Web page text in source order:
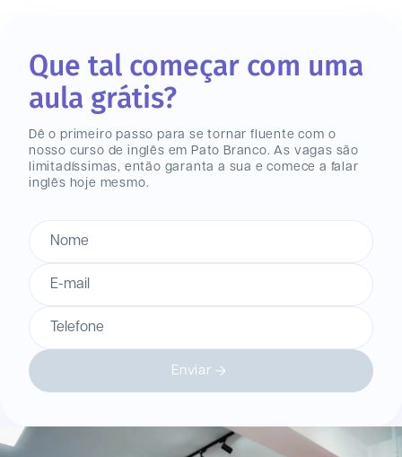
Que tal começar com uma
aula grátis?
Dê o primeiro passo para se tornar fluente com o
nosso curso de inglês em Pato Branco. As vagas são
limitadíssimas, então garanta a sua e comece a falar
inglês hoje mesmo.
Nome
E-mail
Telefone
Enviar